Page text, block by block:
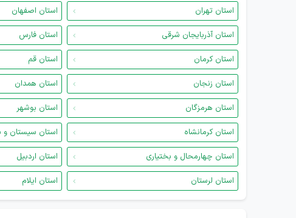
استان تهران استان اصفهان
استان آذربایجان شرقی
استان فارس
استان کرمان
استان قم
استان زنجان
استان همدان
استان هرمزگان
استان بوشهر
استان کرمانشاه
استان سیستان و
استان چهارمحال و بختیاری
استان اردبیل
استان لرستان
استان ایلام